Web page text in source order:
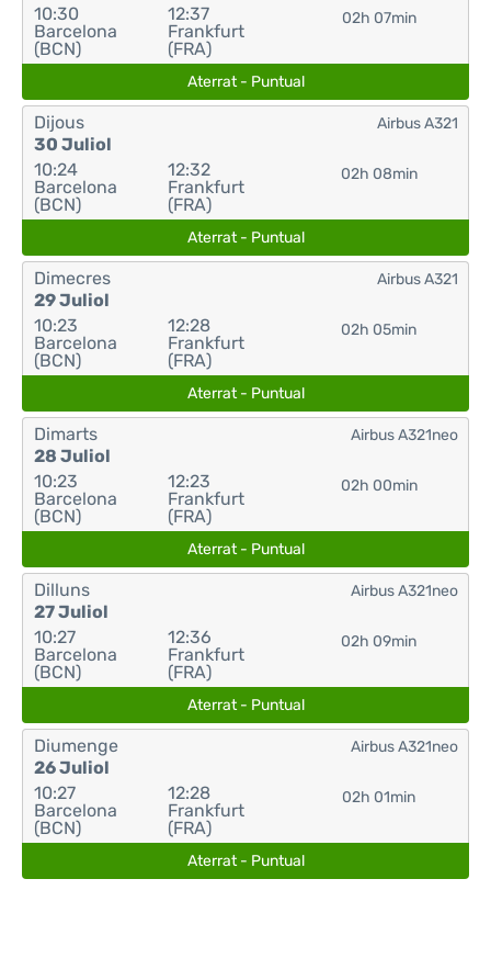
10:30
Barcelona
(BCN)
12:37
Frankfurt
(FRA)
02h 07min
Aterrat - Puntual
Dijous
30 Juliol
10:24
Barcelona
(BCN)
12:32
Frankfurt
(FRA)
02h 08min
Airbus A321
Aterrat - Puntual
Dimecres
29 Juliol
10:23
Barcelona
(BCN)
12:28
Frankfurt
(FRA)
02h 05min
Airbus A321
Aterrat - Puntual
Dimarts
28 Juliol
10:23
Barcelona
(BCN)
12:23
Frankfurt
(FRA)
02h 00min
Airbus A321neo
Aterrat - Puntual
Dilluns
27 Juliol
10:27
Barcelona
(BCN)
12:36
Frankfurt
(FRA)
02h 09min
Airbus A321neo
Aterrat - Puntual
Diumenge
26 Juliol
10:27
Barcelona
(BCN)
12:28
Frankfurt
(FRA)
02h 01min
Airbus A321neo
Aterrat - Puntual